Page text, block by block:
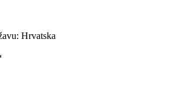
Hrvatska